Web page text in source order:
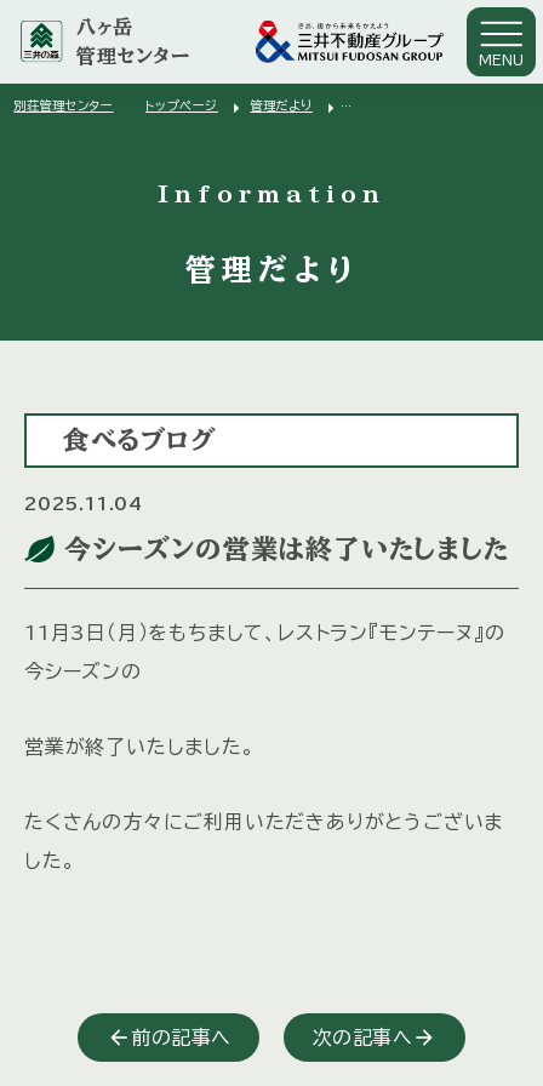
八ヶ岳
管理センター
MENU
別荘管理センター トップページ arrow_right 管理だより arrow_right
Information
管理だより
食べるブログ
2025.11.04
今シーズンの営業は終了いたしました
11月3日（月）をもちまして、レストラン『モンテーヌ』の
今シーズンの
営業が終了いたしました。
たくさんの方々にご利用いただきありがとうございま
した。
前の記事へ 次の記事へ